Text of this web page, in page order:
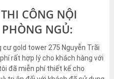
CÔNG NỘI
NGỦ:
gold tower 275 Nguyễn Trãi
rất hợp lý cho khách hàng với
đã miễn phí thiết kế cho